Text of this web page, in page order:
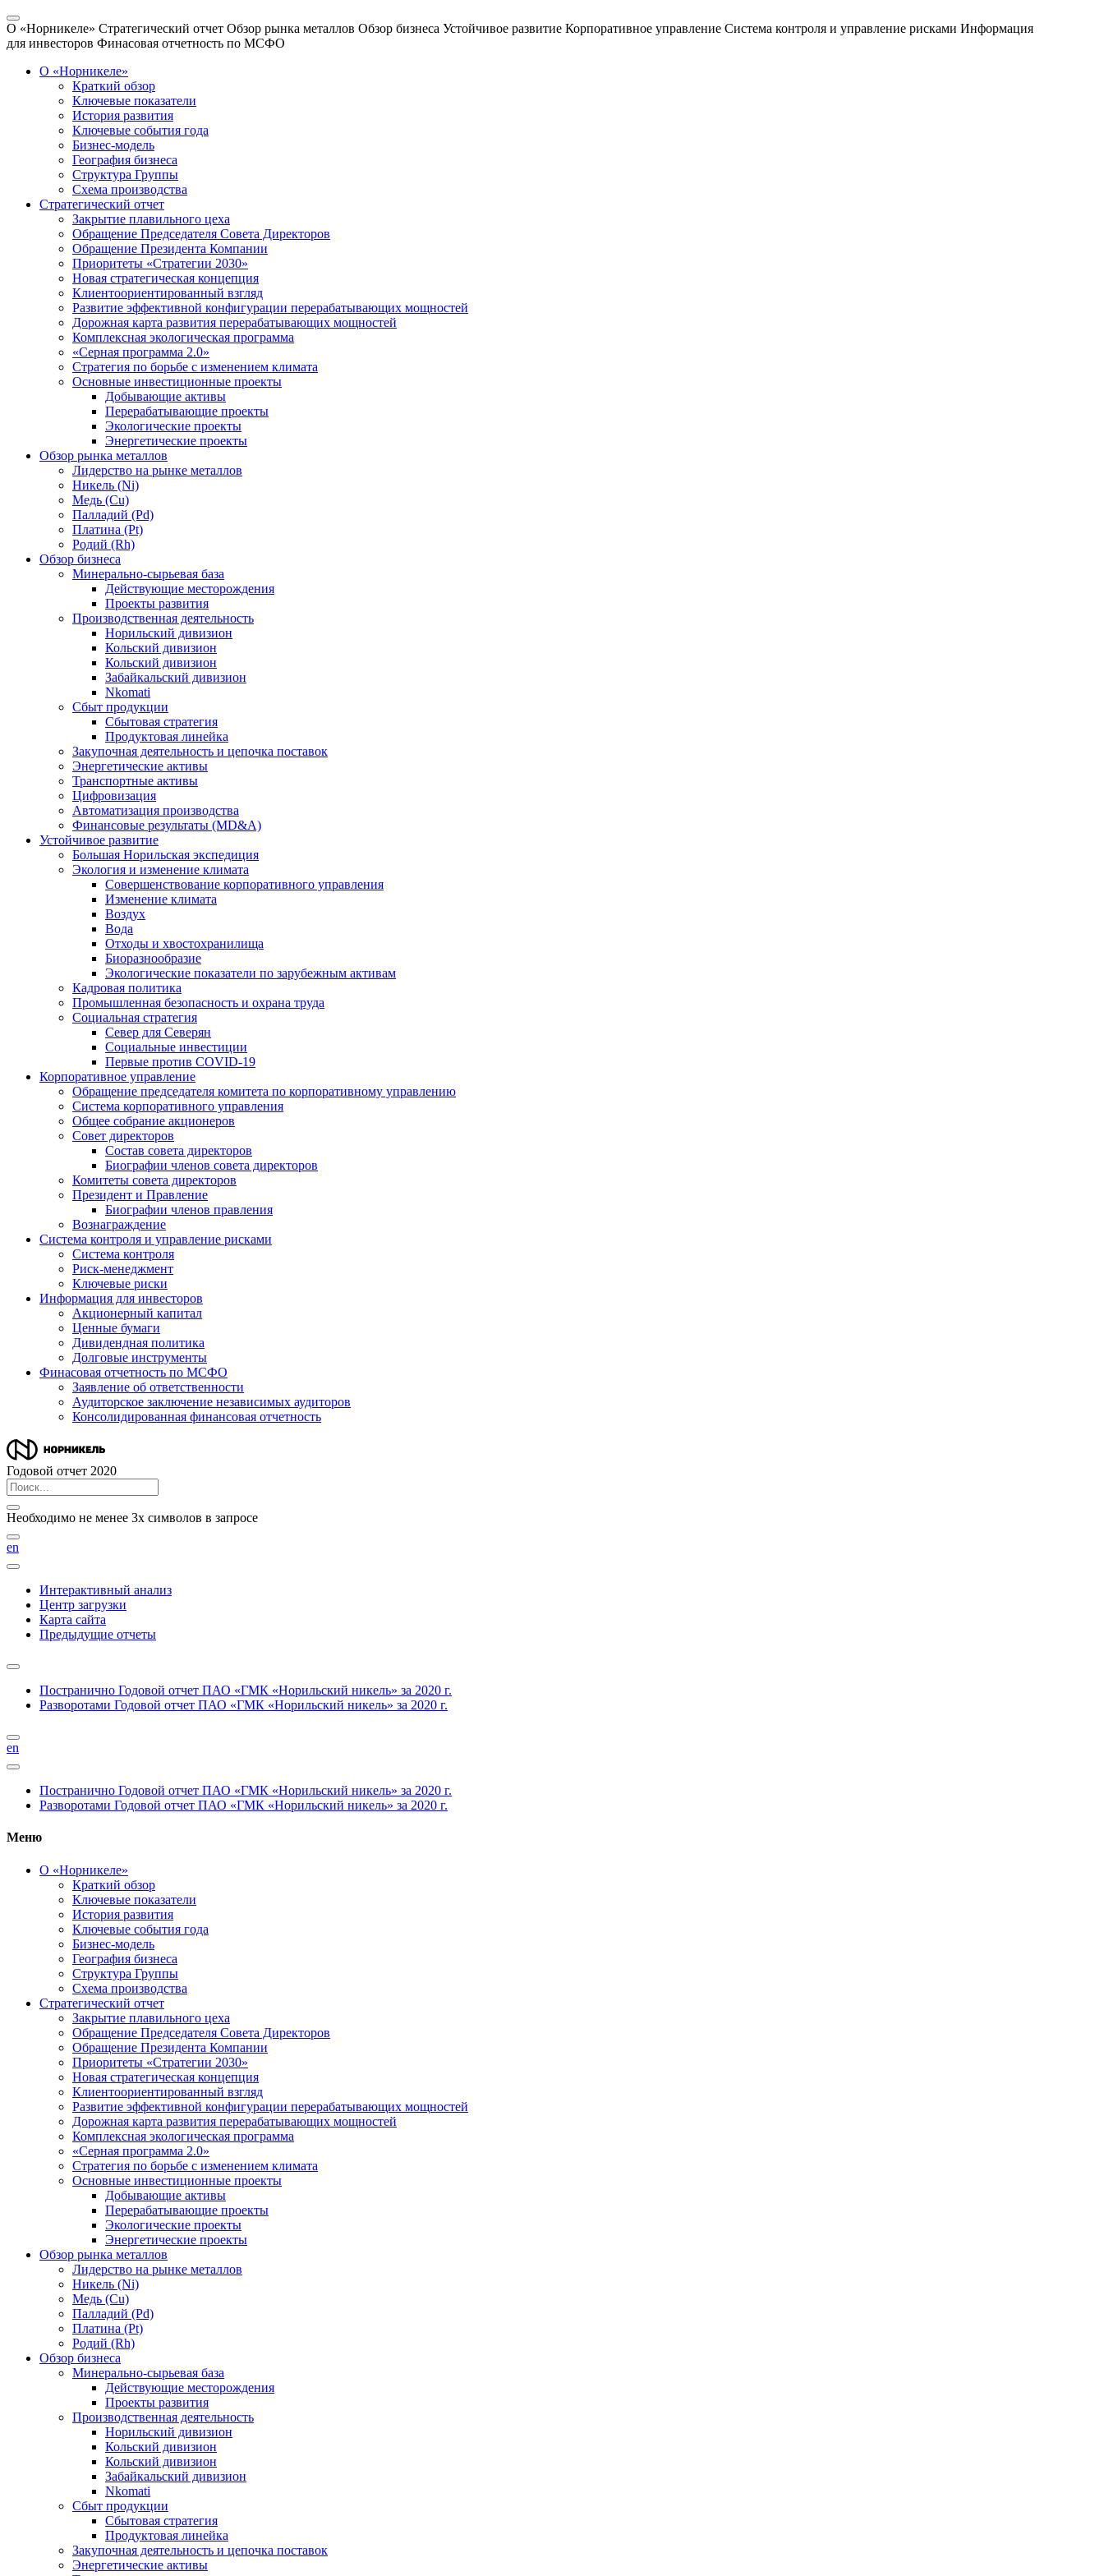
О «Норникеле» Стратегический отчет Обзор рынка металлов Обзор бизнеса Устойчивое развитие Корпоративное управление Система контроля и управление рисками Информация
для инвесторов Финасовая отчетность по МСФО
О «Норникеле»
Краткий обзор
Ключевые показатели
История развития
Ключевые события года
Бизнес-модель
География бизнеса
Структура Группы
Схема производства
Стратегический отчет
Закрытие плавильного цеха
Обращение Председателя Совета Директоров
Обращение Президента Компании
Приоритеты «Стратегии 2030»
Новая стратегическая концепция
Клиентоориентированный взгляд
Развитие эффективной конфигурации перерабатывающих мощностей
Дорожная карта развития перерабатывающих мощностей
Комплексная экологическая программа
«Серная программа 2.0»
Стратегия по борьбе с изменением климата
Основные инвестиционные проекты
Добывающие активы
Перерабатывающие проекты
Экологические проекты
Энергетические проекты
Обзор рынка металлов
Лидерство на рынке металлов
Никель (Ni)
Медь (Cu)
Палладий (Pd)
Платина (Pt)
Родий (Rh)
Обзор бизнеса
Минерально-сырьевая база
Действующие месторождения
Проекты развития
Производственная деятельность
Норильский дивизион
Кольский дивизион
Кольский дивизион
Забайкальский дивизион
Nkomati
Сбыт продукции
Сбытовая стратегия
Продуктовая линейка
Закупочная деятельность и цепочка поставок
Энергетические активы
Транспортные активы
Цифровизация
Автоматизация производства
Финансовые результаты (MD&A)
Устойчивое развитие
Большая Норильская экспедиция
Экология и изменение климата
Совершенствование корпоративного управления
Изменение климата
Воздух
Вода
Отходы и хвостохранилища
Биоразнообразие
Экологические показатели по зарубежным активам
Кадровая политика
Промышленная безопасность и охрана труда
Социальная стратегия
Север для Северян
Социальные инвестиции
Первые против COVID‑19
Корпоративное управление
Обращение председателя комитета по корпоративному управлению
Система корпоративного управления
Общее собрание акционеров
Совет директоров
Состав совета директоров
Биографии членов совета директоров
Комитеты совета директоров
Президент и Правление
Биографии членов правления
Вознаграждение
Система контроля и управление рисками
Система контроля
Риск-менеджмент
Ключевые риски
Информация для инвесторов
Акционерный капитал
Ценные бумаги
Дивидендная политика
Долговые инструменты
Финасовая отчетность по МСФО
Заявление об ответственности
Аудиторское заключение независимых аудиторов
Консолидированная финансовая отчетность
Годовой отчет 2020
Необходимо не менее 3х символов в запросе
en
Интерактивный анализ
Центр загрузки
Карта сайта
Предыдущие отчеты
Постранично Годовой отчет ПАО «ГМК «Норильский никель» за 2020 г.
Разворотами Годовой отчет ПАО «ГМК «Норильский никель» за 2020 г.
en
Постранично Годовой отчет ПАО «ГМК «Норильский никель» за 2020 г.
Разворотами Годовой отчет ПАО «ГМК «Норильский никель» за 2020 г.
Меню
О «Норникеле»
Краткий обзор
Ключевые показатели
История развития
Ключевые события года
Бизнес-модель
География бизнеса
Структура Группы
Схема производства
Стратегический отчет
Закрытие плавильного цеха
Обращение Председателя Совета Директоров
Обращение Президента Компании
Приоритеты «Стратегии 2030»
Новая стратегическая концепция
Клиентоориентированный взгляд
Развитие эффективной конфигурации перерабатывающих мощностей
Дорожная карта развития перерабатывающих мощностей
Комплексная экологическая программа
«Серная программа 2.0»
Стратегия по борьбе с изменением климата
Основные инвестиционные проекты
Добывающие активы
Перерабатывающие проекты
Экологические проекты
Энергетические проекты
Обзор рынка металлов
Лидерство на рынке металлов
Никель (Ni)
Медь (Cu)
Палладий (Pd)
Платина (Pt)
Родий (Rh)
Обзор бизнеса
Минерально-сырьевая база
Действующие месторождения
Проекты развития
Производственная деятельность
Норильский дивизион
Кольский дивизион
Кольский дивизион
Забайкальский дивизион
Nkomati
Сбыт продукции
Сбытовая стратегия
Продуктовая линейка
Закупочная деятельность и цепочка поставок
Энергетические активы